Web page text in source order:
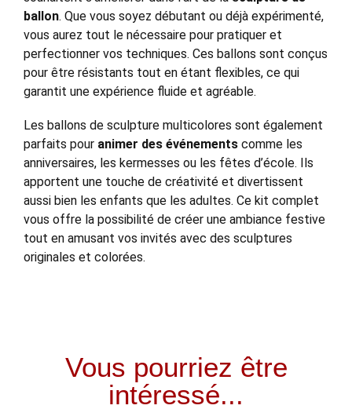
ballon. Que vous soyez débutant ou déjà expérimenté,
vous aurez tout le nécessaire pour pratiquer et
perfectionner vos techniques. Ces ballons sont conçus
pour être résistants tout en étant flexibles, ce qui
garantit une expérience fluide et agréable.
Les ballons de sculpture multicolores sont également
parfaits pour animer des événements comme les
anniversaires, les kermesses ou les fêtes d’école. Ils
apportent une touche de créativité et divertissent
aussi bien les enfants que les adultes. Ce kit complet
vous offre la possibilité de créer une ambiance festive
tout en amusant vos invités avec des sculptures
originales et colorées.
Vous pourriez être
intéressé...